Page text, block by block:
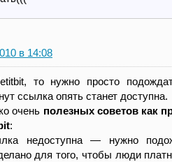
в 14:08
то нужно просто
ссылка опять станет доступна.
очень полезных советов как
:
недоступна — нужно
для того, чтобы люди